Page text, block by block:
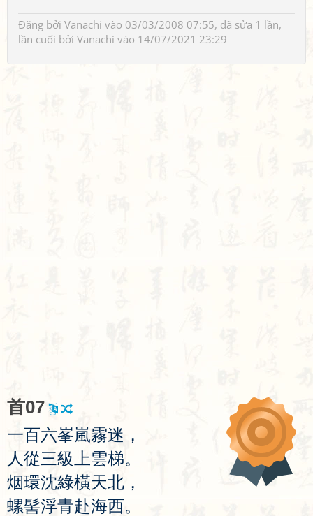
Đăng bởi Vanachi vào 03/03/2008 07:55, đã sửa 1 lần,
lần cuối bởi Vanachi vào 14/07/2021 23:29
首07
一百六峯嵐霧迷 ，
人從三級 上雲梯。
烟環沈綠橫天北 ，
螺髻浮青赴海西。